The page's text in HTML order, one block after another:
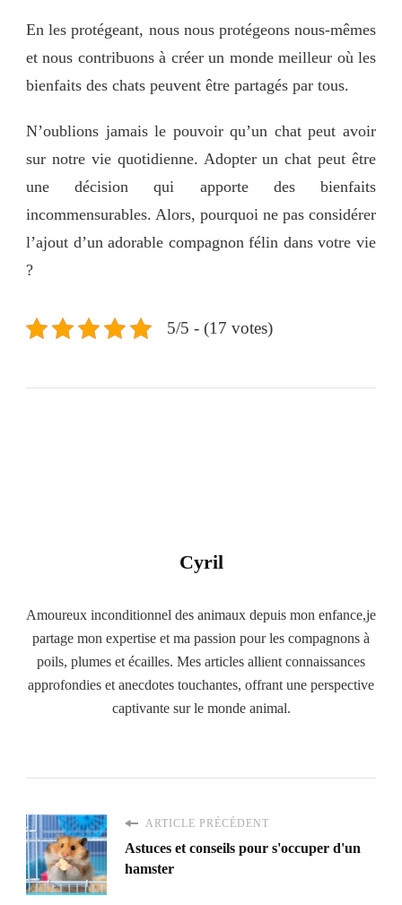
En les protégeant, nous nous protégeons nous-mêmes
et nous contribuons à créer un monde meilleur où les
bienfaits des chats peuvent être partagés par tous.
N’oublions jamais le pouvoir qu’un chat peut avoir
sur notre vie quotidienne. Adopter un chat peut être
une décision qui apporte des bienfaits
incommensurables. Alors, pourquoi ne pas considérer
l’ajout d’un adorable compagnon félin dans votre vie
?
5/5 - (17 votes)
Cyril
Amoureux inconditionnel des animaux depuis mon enfance,je
partage mon expertise et ma passion pour les compagnons à
poils, plumes et écailles. Mes articles allient connaissances
approfondies et anecdotes touchantes, offrant une perspective
captivante sur le monde animal.
ARTICLE PRÉCÉDENT
Astuces et conseils pour s'occuper d'un
hamster